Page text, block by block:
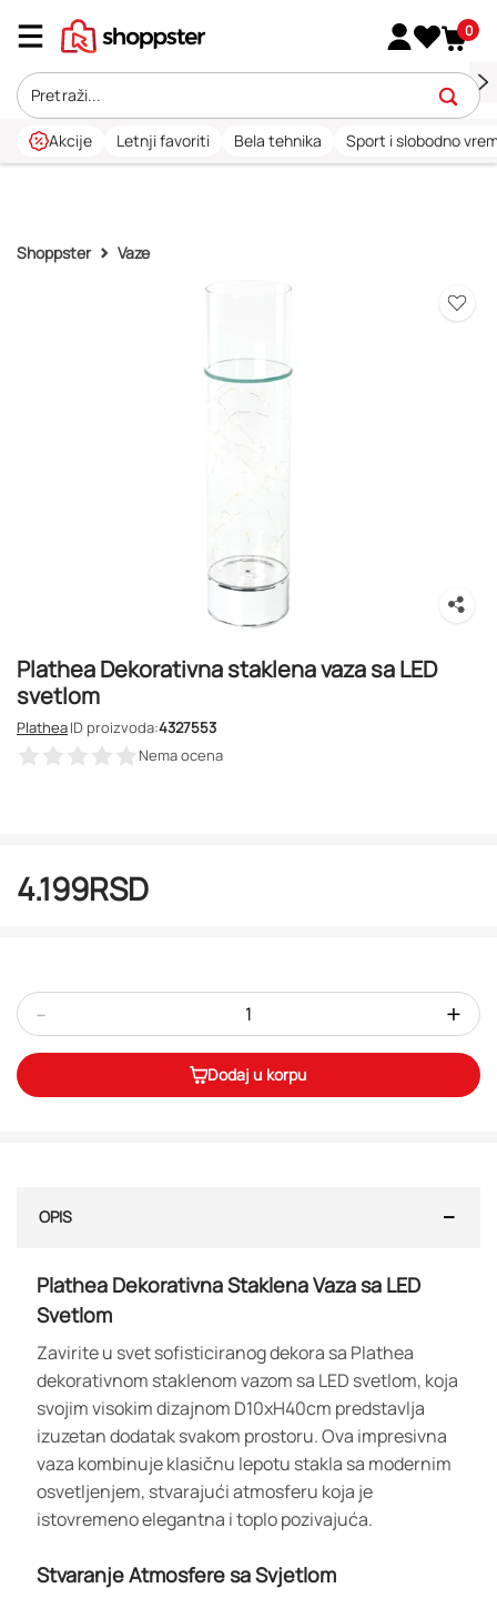
0
Akcije Letnji favoriti Bela tehnika Sport i slobodno
Shoppster Vaze
Plathea Dekorativna staklena vaza sa LED
svetlom
PlatheaID proizvoda:4327553
Nema ocena
4.199RSD
- +
Dodaj u korpu
OPIS
Plathea Dekorativna Staklena Vaza sa LED
Svetlom
Zavirite u svet sofisticiranog dekora sa Plathea
dekorativnom staklenom vazom sa LED svetlom, koja
svojim visokim dizajnom D10xH40cm predstavlja
izuzetan dodatak svakom prostoru. Ova impresivna
vaza kombinuje klasičnu lepotu stakla sa modernim
osvetljenjem, stvarajući atmosferu koja je
istovremeno elegantna i toplo pozivajuća.
Stvaranje Atmosfere sa Svjetlom